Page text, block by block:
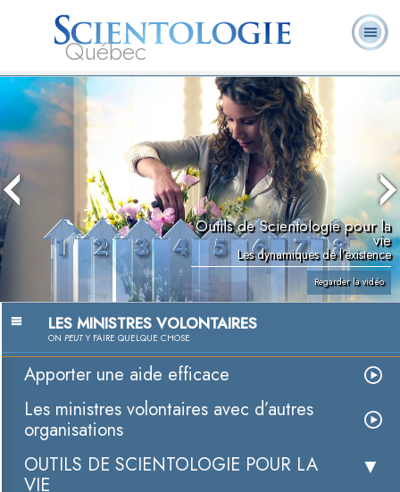
Québec
notre
sujet
L. Ron Hubbard
Qu’est-ce que la
Ministres
volontaires
Foire aux
questions
Outils de Scientologie pour la
vie
Les dynamiques de l’existence
Regarder la vidéo
LES MINISTRES VOLONTAIRES
ON PEUTY FAIRE QUELQUE CHOSE
Apporter une aide efficace
Les ministres volontaires avec d’autres
organisations
OUTILS DE SCIENTOLOGIE POUR LA
VIE